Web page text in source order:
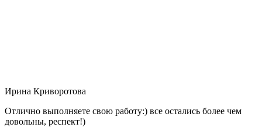
Ирина Криворотова
Отлично выполняете свою работу:) все остались более чем
довольны, респект!)